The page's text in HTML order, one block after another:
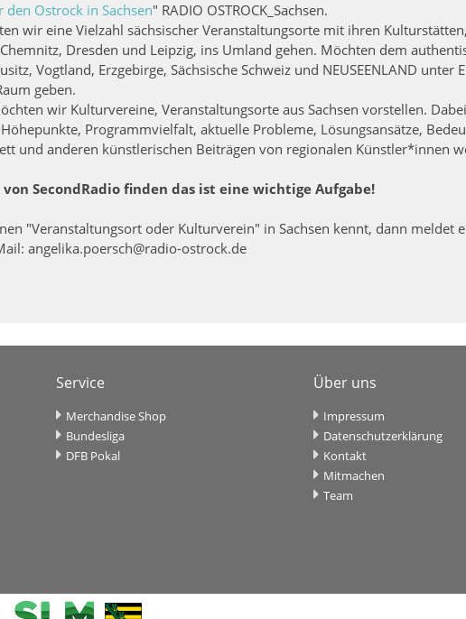
Ostrock in Sachsen" RADIO OSTROCK_Sachsen.
wir eine Vielzahl sächsischer Veranstaltungsorte mit ihren
Dresden und Leipzig, ins Umland gehen. Möchten dem
Vogtland, Erzgebirge, Sächsische Schweiz und NEUSEENLAND
geben.
wir Kulturvereine, Veranstaltungsorte aus Sachsen vorstellen.
Programmvielfalt, aktuelle Probleme, Lösungsansätze,
und anderen künstlerischen Beiträgen von regionalen Künstler*innen
SecondRadio finden das ist eine wichtige Aufgabe!
"Veranstaltungsort oder Kulturverein" in Sachsen kennt, dann meldet
angelika.poersch@radio-ostrock.de
Service
Merchandise Shop
Bundesliga
DFB Pokal
Über uns
Impressum
Datenschutzerklärung
Kontakt
Mitmachen
Team